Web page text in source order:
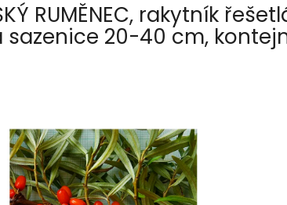
RUMĚNEC, rakytník
sazenice 20-40 cm,